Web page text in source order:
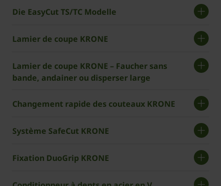
Die EasyCut TS/TC Modelle
Lamier de coupe KRONE
Lamier de coupe KRONE – Faucher sans
bande, andainer ou disperser large
Changement rapide des couteaux KRONE
Système SafeCut KRONE
Fixation DuoGrip KRONE